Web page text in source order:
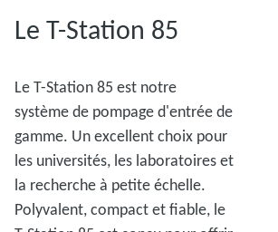
Le T-Station 85
Le T-Station 85 est notre
système de pompage d'entrée de
gamme. Un excellent choix pour
les universités, les laboratoires et
la recherche à petite échelle.
Polyvalent, compact et fiable, le